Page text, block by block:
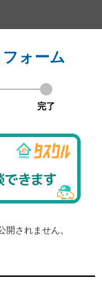
ォーム
完了
されません。